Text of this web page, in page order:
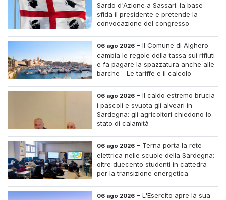
Sardo d'Azione a Sassari: la base
sfida il presidente e pretende la
convocazione del congresso
06 ago 2026 -Il Comune di Alghero
cambia le regole della tassa sui rifiuti
e fa pagare la spazzatura anche alle
barche - Le tariffe e il calcolo
06 ago 2026 -Il caldo estremo brucia
i pascoli e svuota gli alveari in
Sardegna: gli agricoltori chiedono lo
stato di calamità
06 ago 2026 - Terna porta la rete
elettrica nelle scuole della Sardegna:
oltre duecento studenti in cattedra
per la transizione energetica
06 ago 2026 -L'Esercito apre la sua